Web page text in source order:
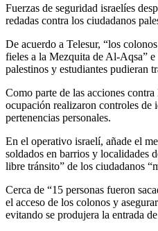
Fuerzas de seguridad israelíes
redadas contra los ciudadanos
De acuerdo a Telesur, “los
fieles a la Mezquita de Al-Aqsa”
palestinos y estudiantes pudieran
Como parte de las acciones
ocupación realizaron controles de
pertenencias personales.
En el operativo israelí, añade el
soldados en barrios y localidades
libre tránsito” de los ciudadanos
Cerca de “15 personas fueron
el acceso de los colonos y
evitando se produjera la entrada